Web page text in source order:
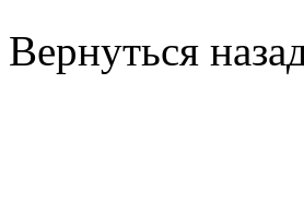
Вернуться